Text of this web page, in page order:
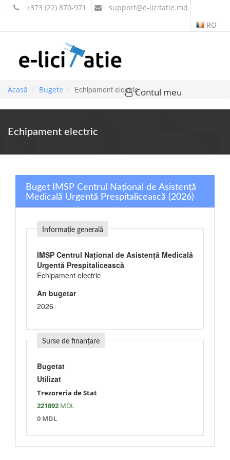
+373 (22) 870-971 support@e-licitatie.md
RO
Contul meu
Acasă Bugete Echipament electric
Echipament electric
Buget IMSP Centrul Național de Asistență
Medicală Urgentă Prespitalicească (2026)
Informație generală
IMSP Centrul Național de Asistență Medicală
Urgentă Prespitalicească
Echipament electric
An bugetar
2026
Surse de finanțare
Bugetat
Utilizat
Trezoreria de Stat
221892 MDL
0 MDL